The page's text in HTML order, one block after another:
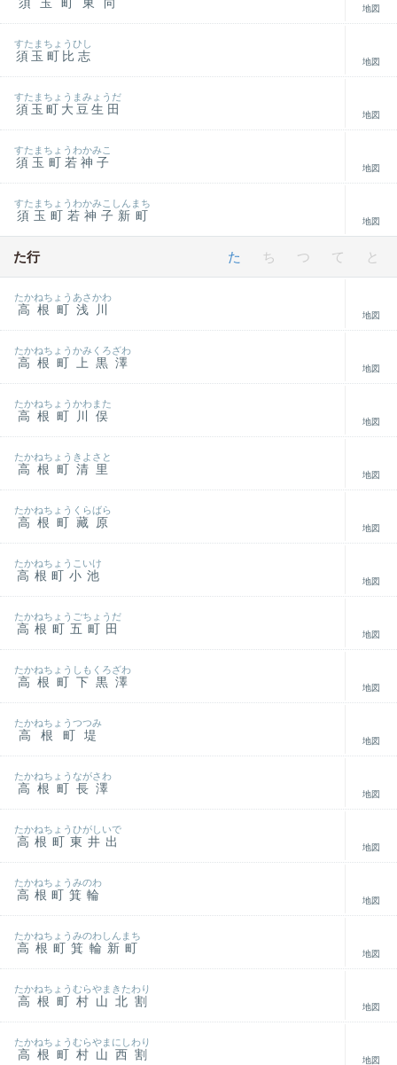
地図
須玉町比志
すたまちょうひし
地図
須玉町大豆生田
すたまちょうまみょうだ
地図
須玉町若神子
すたまちょうわかみこ
地図
須玉町若神子新町
すたまちょうわかみこしんまち
地図
た行 た ち つ て と
高根町浅川
たかねちょうあさかわ
地図
高根町上黒澤
たかねちょうかみくろざわ
地図
高根町川俣
たかねちょうかわまた
地図
高根町清里
たかねちょうきよさと
地図
高根町藏原
たかねちょうくらばら
地図
高根町小池
たかねちょうこいけ
地図
高根町五町田
たかねちょうごちょうだ
地図
高根町下黒澤
たかねちょうしもくろざわ
地図
高根町堤
たかねちょうつつみ
地図
高根町長澤
たかねちょうながさわ
地図
高根町東井出
たかねちょうひがしいで
地図
高根町箕輪
たかねちょうみのわ
地図
高根町箕輪新町
たかねちょうみのわしんまち
地図
高根町村山北割
たかねちょうむらやまきたわり
地図
高根町村山西割
たかねちょうむらやまにしわり
地図